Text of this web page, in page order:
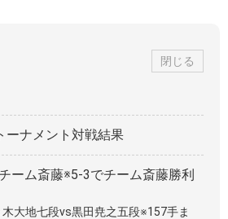
閉じる
ーナメント対戦結果
ーム斎藤※5-3でチーム斎藤勝利
大地七段vs黒田尭之五段※157手ま